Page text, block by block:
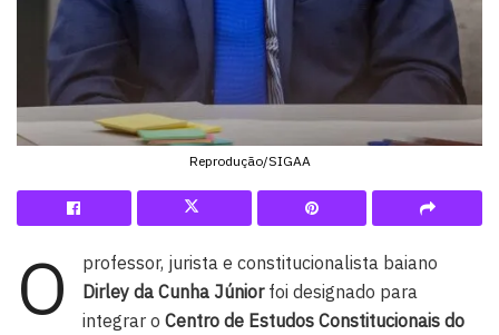
Reprodução/SIGAA
O
professor, jurista e constitucionalista baiano
Dirley da Cunha Júniorfoi designado para
integrar o Centro de Estudos Constitucionais do